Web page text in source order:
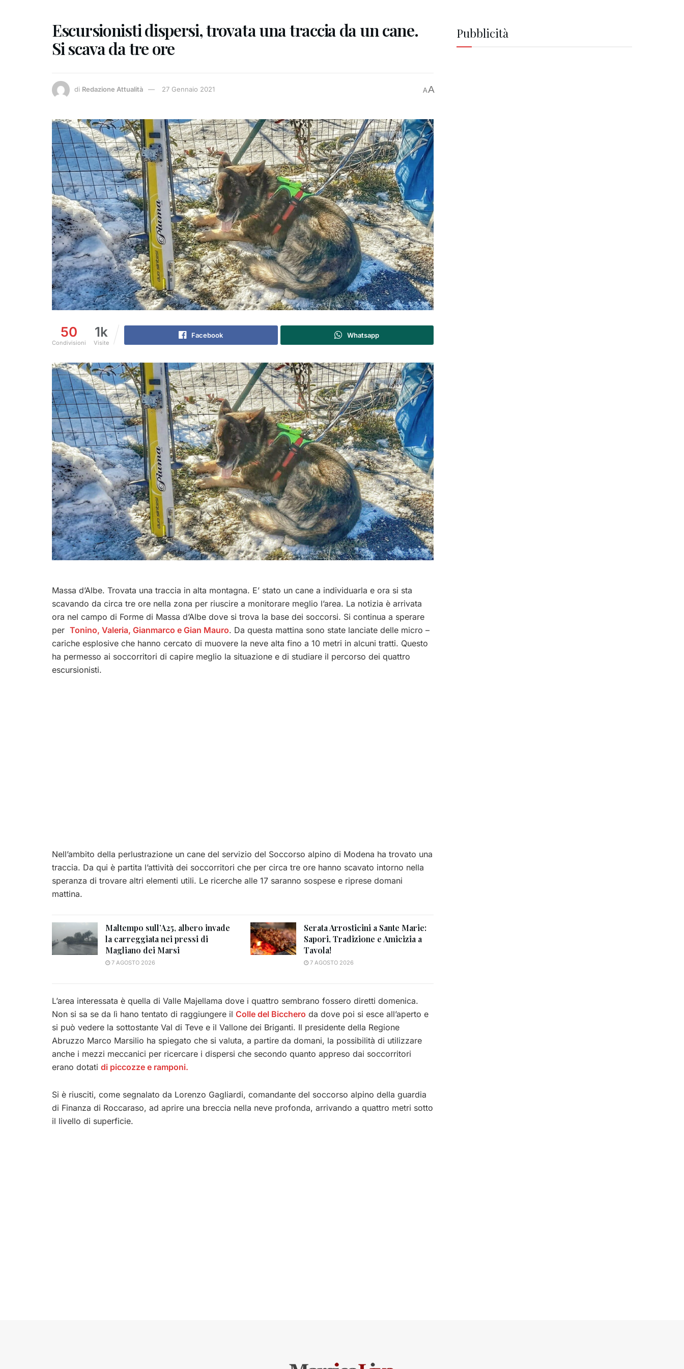
Escursionisti dispersi, trovata una traccia da un cane.
Si scava da tre ore
di Redazione Attualità 27 Gennaio 2021 AA
50
Condivisioni
1k
Visite
Facebook Whatsapp
Massa d’Albe. Trovata una traccia in alta montagna. E’ stato un cane a individuarla e ora si sta
scavando da circa tre ore nella zona per riuscire a monitorare meglio l’area. La notizia è arrivata
ora nel campo di Forme di Massa d’Albe dove si trova la base dei soccorsi. Si continua a sperare
per Tonino, Valeria, Gianmarco e Gian Mauro. Da questa mattina sono state lanciate delle micro –
cariche esplosive che hanno cercato di muovere la neve alta fino a 10 metri in alcuni tratti. Questo
ha permesso ai soccorritori di capire meglio la situazione e di studiare il percorso dei quattro
escursionisti.
Nell’ambito della perlustrazione un cane del servizio del Soccorso alpino di Modena ha trovato una
traccia. Da qui è partita l’attività dei soccorritori che per circa tre ore hanno scavato intorno nella
speranza di trovare altri elementi utili. Le ricerche alle 17 saranno sospese e riprese domani
mattina.
Maltempo sull’A25, albero invade
la carreggiata nei pressi di
Magliano dei Marsi
7 AGOSTO 2026
Serata Arrosticini a Sante Marie:
Sapori, Tradizione e Amicizia a
Tavola!
7 AGOSTO 2026
L’area interessata è quella di Valle Majellama dove i quattro sembrano fossero diretti domenica.
Non si sa se da lì hano tentato di raggiungere il Colle del Bicchero da dove poi si esce all’aperto e
si può vedere la sottostante Val di Teve e il Vallone dei Briganti. Il presidente della Regione
Abruzzo Marco Marsilio ha spiegato che si valuta, a partire da domani, la possibilità di utilizzare
anche i mezzi meccanici per ricercare i dispersi che secondo quanto appreso dai soccorritori
erano dotati di piccozze e ramponi.
Si è riusciti, come segnalato da Lorenzo Gagliardi, comandante del soccorso alpino della guardia
di Finanza di Roccaraso, ad aprire una breccia nella neve profonda, arrivando a quattro metri sotto
il livello di superficie.
Pubblicità